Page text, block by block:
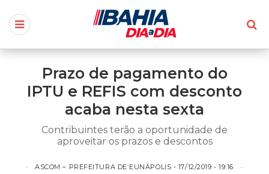
Prazo de pagamento do
IPTU e REFIS com desconto
acaba nesta sexta
Contribuintes terão a oportunidade de
aproveitar os prazos e descontos
ASCOM – PREFEITURA DE EUNÁPOLIS - 17/12/2019 - 19:16